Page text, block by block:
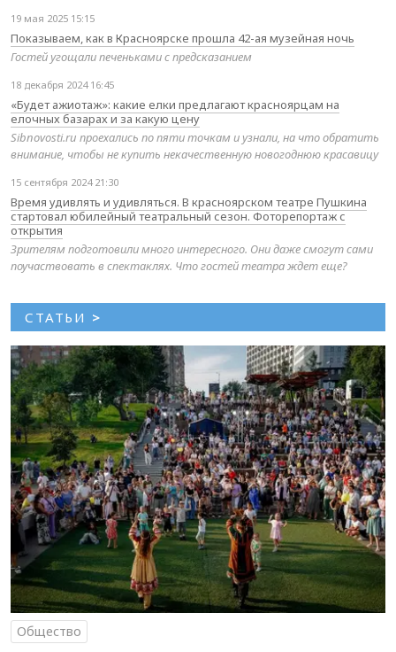
19 мая 2025 15:15
Показываем, как в Красноярске прошла 42-ая музейная ночь
Гостей угощали печеньками с предсказанием
18 декабря 2024 16:45
«Будет ажиотаж»: какие елки предлагают красноярцам на
елочных базарах и за какую цену
Sibnovosti.ru проехались по пяти точкам и узнали, на что обратить
внимание, чтобы не купить некачественную новогоднюю красавицу
15 сентября 2024 21:30
Время удивлять и удивляться. В красноярском театре Пушкина
стартовал юбилейный театральный сезон. Фоторепортаж с
открытия
Зрителям подготовили много интересного. Они даже смогут сами
поучаствовать в спектаклях. Что гостей театра ждет еще?
СТАТЬИ >
Общество